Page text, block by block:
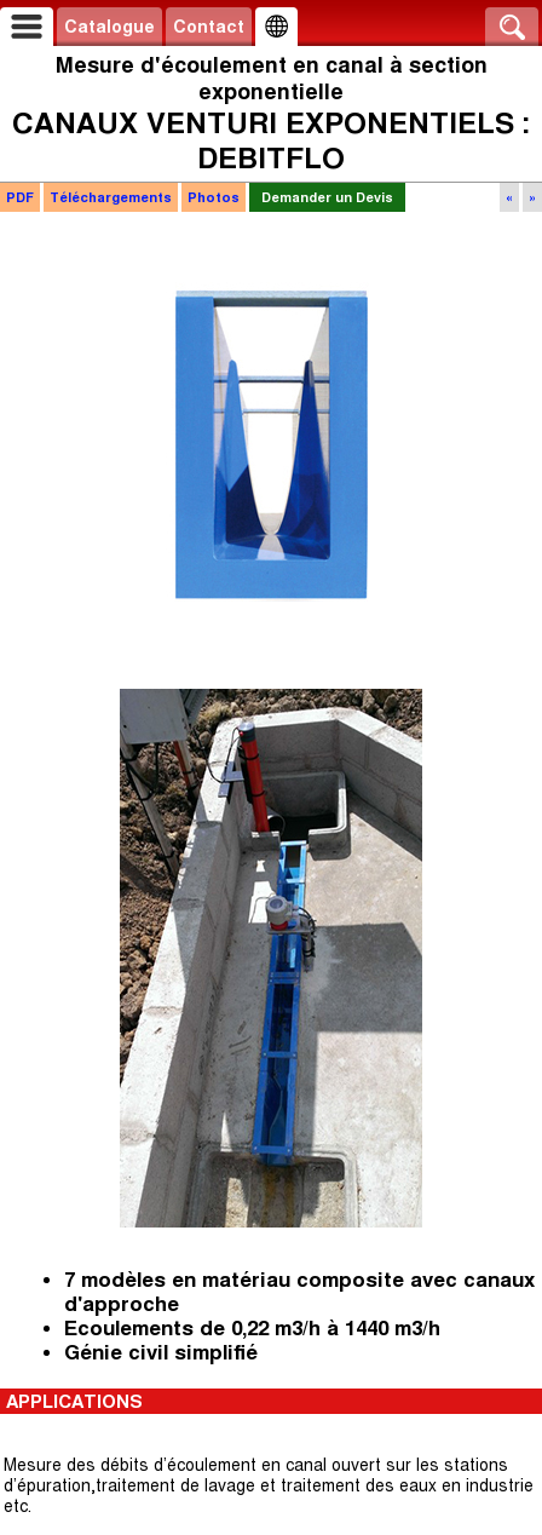
Catalogue Contact
Mesure d'écoulement en canal à section
exponentielle
CANAUX VENTURI EXPONENTIELS :
DEBITFLO
« »
PDF Téléchargements Photos Demander un Devis
7 modèles en matériau composite avec canaux
d'approche
Ecoulements de 0,22 m3/h à 1440 m3/h
Génie civil simplifié
APPLICATIONS
Mesure des débits d’écoulement en canal ouvert sur les stations
d’épuration,traitement de lavage et traitement des eaux en industrie
etc.